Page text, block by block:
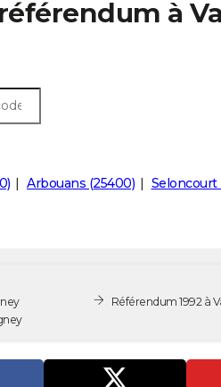
à
Arbouans (25400) Seloncourt
Référendum 1992 à